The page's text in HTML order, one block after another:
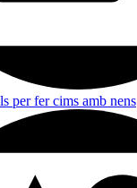
per fer cims amb nens